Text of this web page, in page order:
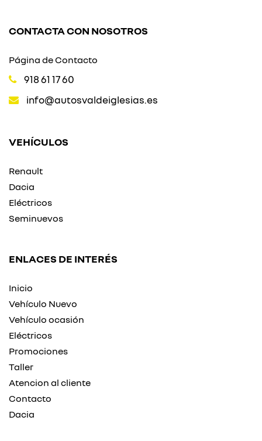
CONTACTA CON NOSOTROS
Página de Contacto
918 61 17 60
info@autosvaldeiglesias.es
VEHÍCULOS
Renault
Dacia
Eléctricos
Seminuevos
ENLACES DE INTERÉS
Inicio
Vehículo Nuevo
Vehículo ocasión
Eléctricos
Promociones
Taller
Atencion al cliente
Contacto
Dacia